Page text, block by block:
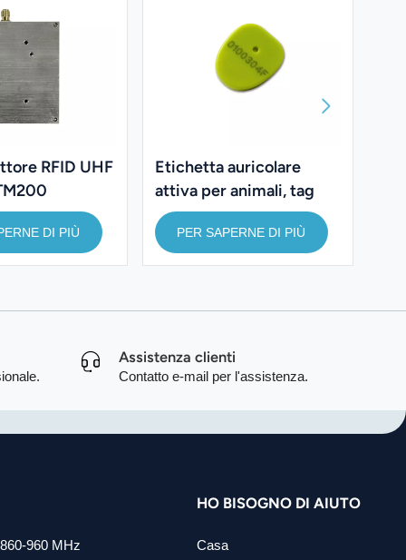
RFID UHF
DI PIÙ
Etichetta auricolare
attiva per animali, tag
RFID a 2,4 GHz per la
gestione del bestiame.
PER SAPERNE DI PIÙ
Assistenza clienti
Contatto e-mail per l'assistenza.
960 MHz
HO BISOGNO DI AIUTO
Casa